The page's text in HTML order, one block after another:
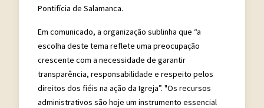
Pontifícia de Salamanca.
Em comunicado, a organização sublinha que “a
escolha deste tema reflete uma preocupação
crescente com a necessidade de garantir
transparência, responsabilidade e respeito pelos
direitos dos fiéis na ação da Igreja”. "Os recursos
administrativos são hoje um instrumento essencial